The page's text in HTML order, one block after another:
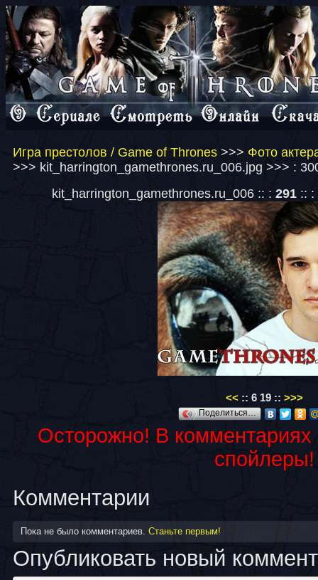
Игра престолов / Game of Thrones >>> Фото
>>> kit_harrington_gamethrones.ru_006.jpg >>> :
kit_harrington_gamethrones.ru_006 :: : 291 :: :
<< :: 6 19 :: >>>
Поделиться…
Осторожно! В
спойлеры!
Комментарии
Пока не было комментариев. Станьте первым!
Опубликовать новый